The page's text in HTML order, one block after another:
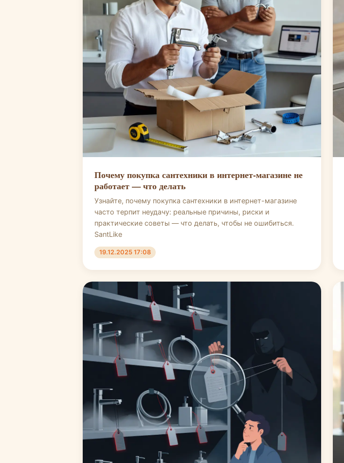
Почему покупка сантехники в интернет-магазине не
работает — что делать
Узнайте, почему покупка сантехники в интернет-магазине
часто терпит неудачу: реальные причины, риски и
практические советы — что делать, чтобы не ошибиться.
SantLike
19.12.2025 17:08